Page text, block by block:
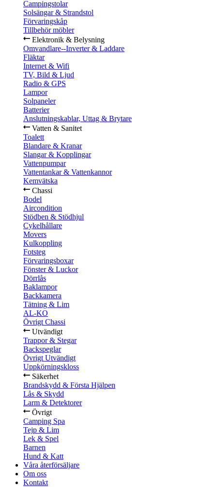
Campingstolar
Solsängar & Strandstol
Förvaringskåp
Tillbehör möbler
Elektronik & Belysning
Omvandlare--Inverter & Laddare
Fläktar
Internet & Wifi
TV, Bild & Ljud
Radio & GPS
Lampor
Solpaneler
Batterier
Anslutningskablar, Uttag & Brytare
Vatten & Sanitet
Toalett
Blandare & Kranar
Slangar & Kopplingar
Vattenpumpar
Vattentankar & Vattenkannor
Kemvätska
Chassi
Bodel
Aircondition
Stödben & Stödhjul
Cykelhållare
Movers
Kulkoppling
Fotsteg
Förvaringsboxar
Fönster & Luckor
Dörrlås
Baklampor
Backkamera
Tätning & Lim
AL-KO
Övrigt Chassi
Utvändigt
Trappor & Stegar
Backspeglar
Övrigt Utvändigt
Uppkörningskloss
Säkerhet
Brandskydd & Första Hjälpen
Lås & Skydd
Larm & Detektorer
Övrigt
Camping Spa
Tejp & Lim
Lek & Spel
Barnen
Hund & Katt
Våra återförsäljare
Om oss
Kontakt